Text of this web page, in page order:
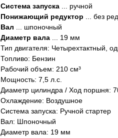
Система запуска ... ручной
Понижающий редуктор ... без
Вал ... шпоночный
Диаметр вала ... 19 мм
Тип двигателя: Четырехтактный,
Топливо: Бензин
Рабочий объем: 210 см³
Мощность: 7,5 л.с.
Диаметр цилиндра / Ход поршня:
Охлаждение: Воздушное
Система запуска: Ручной стартер
Вал: Шпоночный
Диаметр вала: 19 мм